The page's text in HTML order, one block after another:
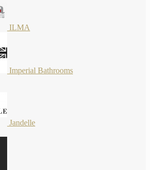
ILMA
Imperial Bathrooms
Jandelle